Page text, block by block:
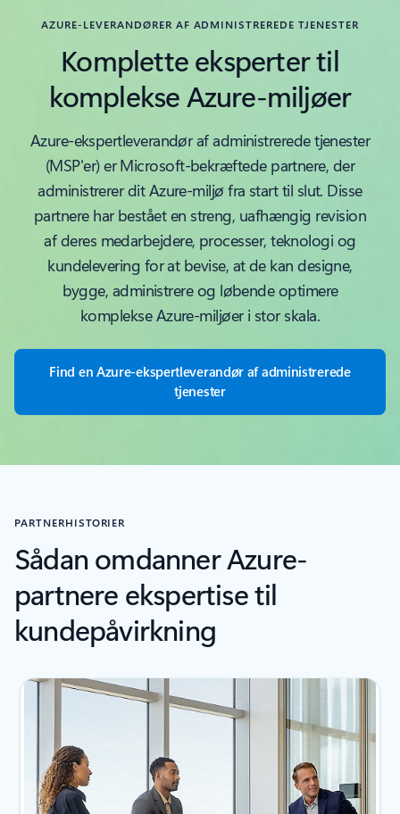
AZURE-LEVERANDØRER AF ADMINISTREREDE TJENESTER
Komplette eksperter til
komplekse Azure-miljøer
Azure-ekspertleverandør af administrerede tjenester
(MSP'er) er Microsoft-bekræftede partnere, der
administrerer dit Azure-miljø fra start til slut. Disse
partnere har bestået en streng, uafhængig revision
af deres medarbejdere, processer, teknologi og
kundelevering for at bevise, at de kan designe,
bygge, administrere og løbende optimere
komplekse Azure-miljøer i stor skala.
Find en Azure-ekspertleverandør af administrerede
tjenester
PARTNERHISTORIER
Sådan omdanner Azure-
partnere ekspertise til
kundepåvirkning
Viser slide 1 af 4